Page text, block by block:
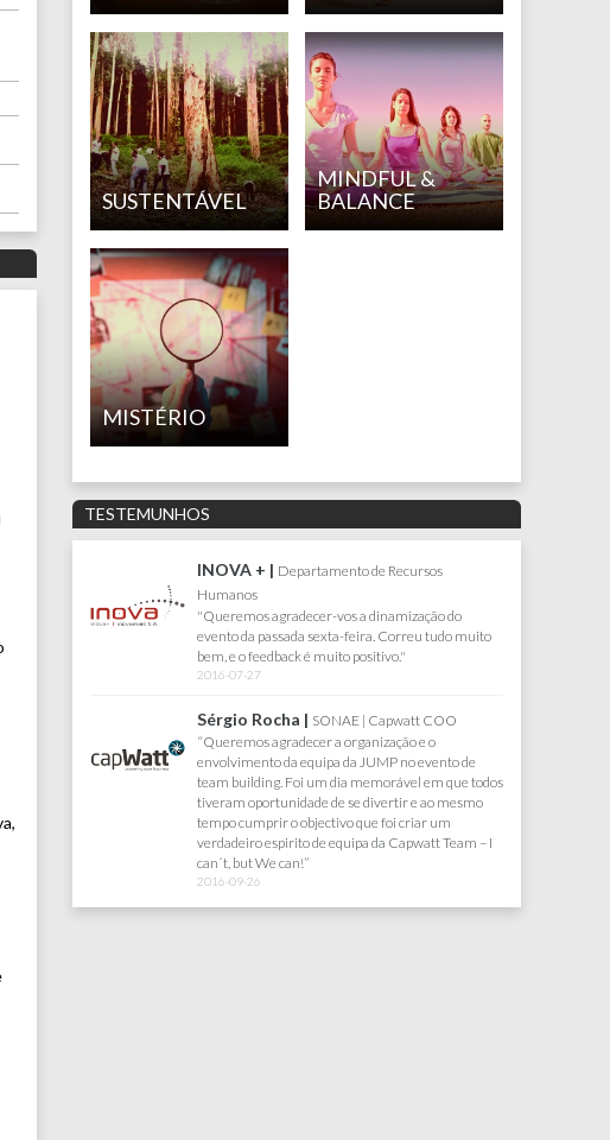
SUSTENTÁVEL
MINDFUL &
BALANCE
MISTÉRIO
TESTEMUNHOS
do
tudo muito
em que todos
e ao mesmo
criar um
Team – I
FARFETCH |Joana Lacerda | Senior Test
Engineer
Queria agradecer pelo maravihoso dia que tivemos
no Sabado, correu tudo muito bem. Toda a gente
gostou e se divertiu imenso. Obrigada por tudo :)
2017-07-18
AKÍ |Departamento de Recursos Humanos
" Jump Travel, agência com que trabalho há cerca
de 13 anos, em todos os eventos da minha
Empresa... Criatividade, credibilidade,
responsabilidade, rigor e a proximidade entre a
equipa cliente e a equipa Jump, são alguns dos
motivos que me levam a continuar a trabalhar com
eles, sabendo de antemão que os meus eventos
continuarão a ser um sucesso garantido."